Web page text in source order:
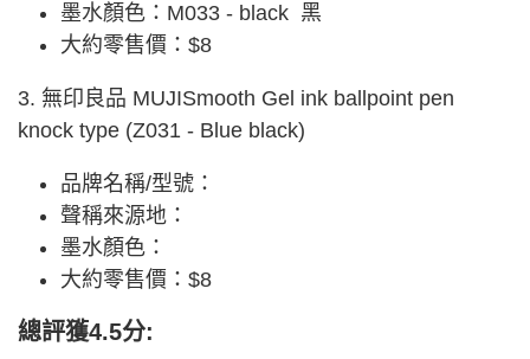
墨水顏色：M033 - black 黑
大約零售價：$8
3. 無印良品 MUJISmooth Gel ink ballpoint pen
knock type (Z031 - Blue black)
品牌名稱/型號：
聲稱來源地：
墨水顏色：
大約零售價：$8
總評獲4.5分: